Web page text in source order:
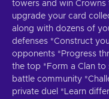
towers and win Crowns
upgrade your card
along with dozens of
defenses *Construct
opponents *Progress
the top *Form a Clan to
battle community
private duel *Learn